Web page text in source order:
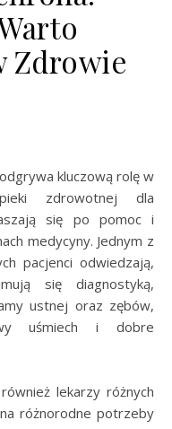
Zdrowie
kluczową rolę w
zdrowotnej dla
się po pomoc i
medycyny. Jednym z
pacjenci odwiedzają,
się diagnostyką,
ustnej oraz zębów,
uśmiech i dobre
lekarzy różnych
różnorodne potrzeby